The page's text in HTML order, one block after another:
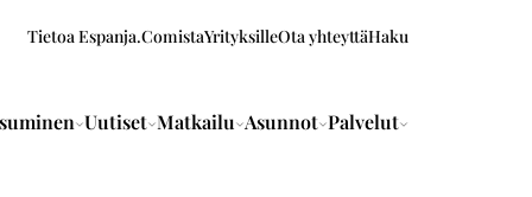
Tietoa Espanja.ComistaYrityksilleOta yhteyttäHaku
Uutiset Matkailu Asunnot Palvelut